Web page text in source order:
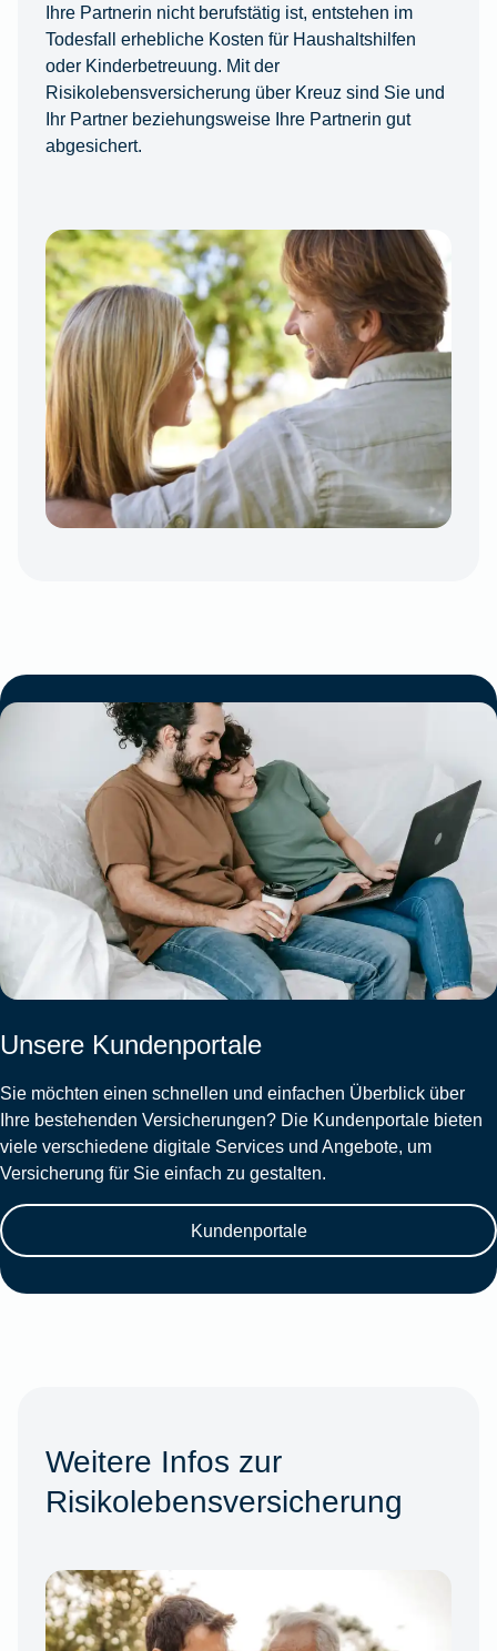
Ihre Partnerin nicht berufstätig ist, entstehen im
Todesfall erhebliche Kosten für Haushaltshilfen
oder Kinderbetreuung. Mit der
Risikolebensversicherung über Kreuz sind Sie und
Ihr Partner beziehungsweise Ihre Partnerin gut
abgesichert.
Unsere Kundenportale
Sie möchten einen schnellen und einfachen Überblick über
Ihre bestehenden Versicherungen? Die Kundenportale bieten
viele verschiedene digitale Services und Angebote, um
Versicherung für Sie einfach zu gestalten.
Kundenportale
Weitere Infos zur
Risikolebensversicherung